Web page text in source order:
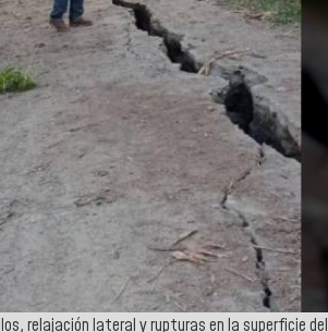
relajación lateral y rupturas en la superficie del